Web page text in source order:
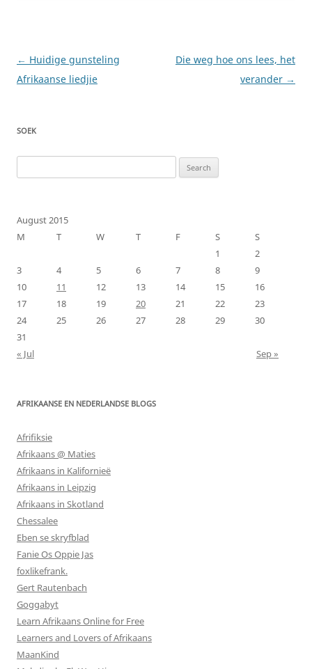
Post
navigation
← Huidige gunsteling
Afrikaanse liedjie
Die weg hoe ons lees, het
verander →
SOEK
for:
August 2015
M
T W T F S
S
1
2
3
4 5 6 7 8
9
10
11 12 13 14 15
16
17
18 19 20 21 22
23
24
25 26 27 28 29
30
31
« Jul
Sep »
AFRIKAANSE EN NEDERLANDSE BLOGS
Afrifiksie
Afrikaans @ Maties
Afrikaans in Kalifornieë
Afrikaans in Leipzig
Afrikaans in Skotland
Chessalee
Eben se skryfblad
Fanie Os Oppie Jas
foxlikefrank.
Gert Rautenbach
Goggabyt
Learn Afrikaans Online for Free
Learners and Lovers of Afrikaans
MaanKind